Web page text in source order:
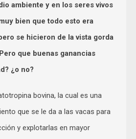
ambiente y en los seres vivos
bien que todo esto era
se hicieron de la vista gorda
que buenas ganancias
¿o no?
bovina, la cual es una
que se le da a las vacas para
y explotarlas en mayor